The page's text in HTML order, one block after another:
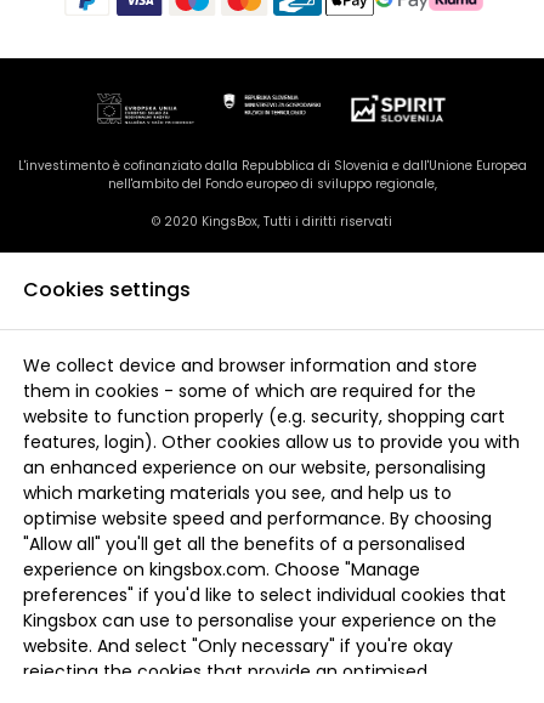
L'investimento è cofinanziato dalla Repubblica di Slovenia e dall'Unione Europea
nell'ambito del Fondo europeo di sviluppo regionale,
© 2020 KingsBox, Tutti i diritti riservati
Cookies settings
We collect device and browser information and store
them in cookies - some of which are required for the
website to function properly (e.g. security, shopping cart
features, login). Other cookies allow us to provide you with
an enhanced experience on our website, personalising
which marketing materials you see, and help us to
optimise website speed and performance. By choosing
"Allow all" you'll get all the benefits of a personalised
experience on kingsbox.com. Choose "Manage
preferences" if you'd like to select individual cookies that
Kingsbox can use to personalise your experience on the
website. And select "Only necessary" if you're okay
rejecting the cookies that provide an optimised